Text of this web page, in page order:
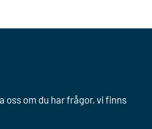
om du har frågor, vi finns